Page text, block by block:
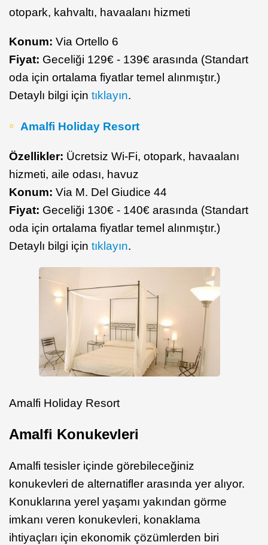
otopark, kahvaltı, havaalanı hizmeti
Konum: Via Ortello 6
Fiyat: Geceliği 129€ - 139€ arasında (Standart
oda için ortalama fiyatlar temel alınmıştır.)
Detaylı bilgi için tıklayın.
Amalfi Holiday Resort
Özellikler: Ücretsiz Wi-Fi, otopark, havaalanı
hizmeti, aile odası, havuz
Konum: Via M. Del Giudice 44
Fiyat: Geceliği 130€ - 140€ arasında (Standart
oda için ortalama fiyatlar temel alınmıştır.)
Detaylı bilgi için tıklayın.
Amalfi Holiday Resort
Amalfi Konukevleri
Amalfi tesisler içinde görebileceğiniz
konukevleri de alternatifler arasında yer alıyor.
Konuklarına yerel yaşamı yakından görme
imkanı veren konukevleri, konaklama
ihtiyaçları için ekonomik çözümlerden biri